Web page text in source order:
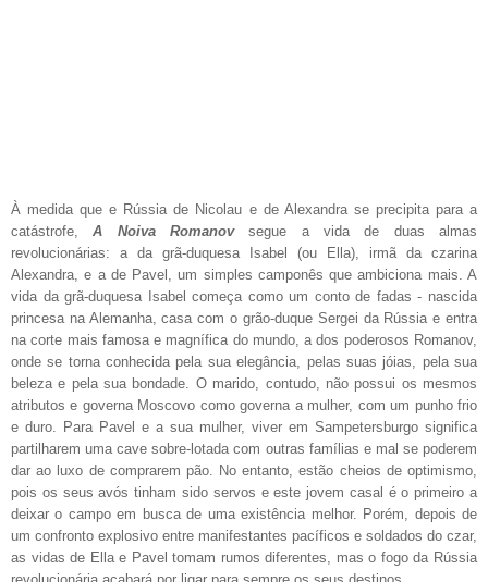
À medida que e Rússia de Nicolau e de Alexandra se precipita para a
catástrofe,A Noiva Romanovsegue a vida de duas almas
revolucionárias: a da grã-duquesa Isabel (ou Ella), irmã da czarina
Alexandra, e a de Pavel, um simples camponês que ambiciona mais. A
vida da grã-duquesa Isabel começa como um conto de fadas - nascida
princesa na Alemanha, casa com o grão-duque Sergei da Rússia e entra
na corte mais famosa e magnífica do mundo, a dos poderosos Romanov,
onde se torna conhecida pela sua elegância, pelas suas jóias, pela sua
beleza e pela sua bondade. O marido, contudo, não possui os mesmos
atributos e governa Moscovo como governa a mulher, com um punho frio
e duro. Para Pavel e a sua mulher, viver em Sampetersburgo significa
partilharem uma cave sobre-lotada com outras famílias e mal se poderem
dar ao luxo de comprarem pão. No entanto, estão cheios de optimismo,
pois os seus avós tinham sido servos e este jovem casal é o primeiro a
deixar o campo em busca de uma existência melhor. Porém, depois de
um confronto explosivo entre manifestantes pacíficos e soldados do czar,
as vidas de Ella e Pavel tomam rumos diferentes, mas o fogo da Rússia